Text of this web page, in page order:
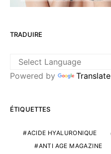
TRADUIRE
Powered by Translate
ÉTIQUETTES
ACIDE HYALURONIQUE
ANTI AGE MAGAZINE